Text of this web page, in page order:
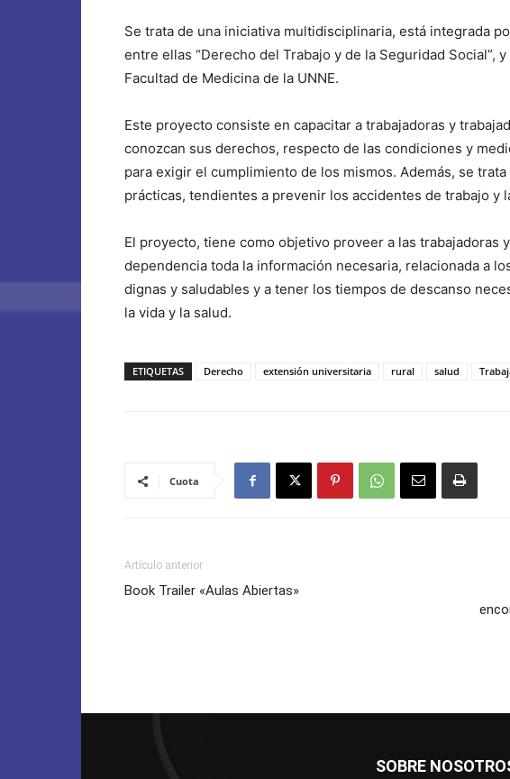
Se trata de una iniciativa multidisciplinaria, está integrada
entre ellas “Derecho del Trabajo y de la Seguridad Social”,
Facultad de Medicina de la UNNE.
Este proyecto consiste en capacitar a trabajadoras y
conozcan sus derechos, respecto de las condiciones y
para exigir el cumplimiento de los mismos. Además, se
prácticas, tendientes a prevenir los accidentes de trabajo y
El proyecto, tiene como objetivo proveer a las trabajadoras
dependencia toda la información necesaria, relacionada a
dignas y saludables y a tener los tiempos de descanso
la vida y la salud.
ETIQUETAS Derecho extensión universitaria rural salud
Cuota
Artículo anterior
Book Trailer «Aulas Abiertas»
SOBRE